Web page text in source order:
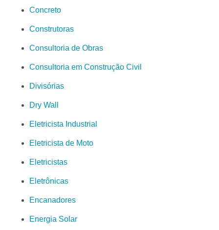
Concreto
Construtoras
Consultoria de Obras
Consultoria em Construção Civil
Divisórias
Dry Wall
Eletricista Industrial
Eletricista de Moto
Eletricistas
Eletrônicas
Encanadores
Energia Solar